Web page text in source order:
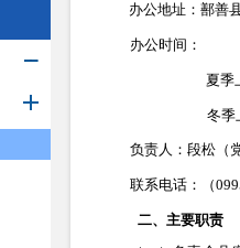
办公地址：鄯善
办公时间：
夏季上
冬季上
负责人：段松（
联系电话：（
二、 主要职责